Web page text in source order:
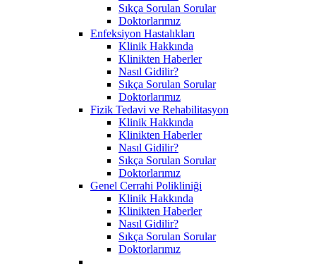
Sıkça Sorulan Sorular
Doktorlarımız
Enfeksiyon Hastalıkları
Klinik Hakkında
Klinikten Haberler
Nasıl Gidilir?
Sıkça Sorulan Sorular
Doktorlarımız
Fizik Tedavi ve Rehabilitasyon
Klinik Hakkında
Klinikten Haberler
Nasıl Gidilir?
Sıkça Sorulan Sorular
Doktorlarımız
Genel Cerrahi Polikliniği
Klinik Hakkında
Klinikten Haberler
Nasıl Gidilir?
Sıkça Sorulan Sorular
Doktorlarımız